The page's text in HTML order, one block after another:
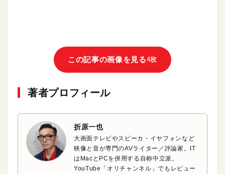
この記事の画像を見る4枚
著者プロフィール
折原一也
大画面テレビやスピーカ・イヤフォンなど
映像と音が専門のAVライター／評論家。IT
はMacとPCを併用する自称中立派。
YouTube「オリチャンネル」でもレビュー